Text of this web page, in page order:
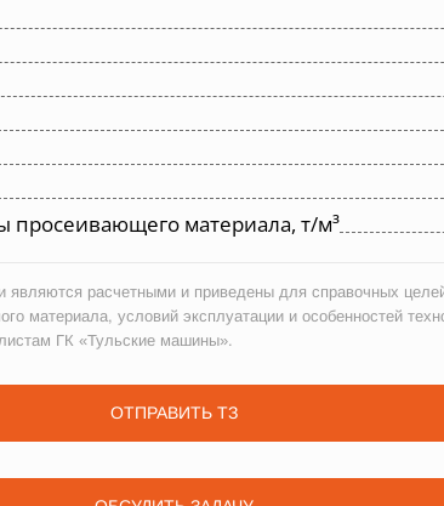
материала, т/м³
являются расчетными и приведены для справочных
материала, условий эксплуатации и особенностей
ГК «Тульские машины».
ОТПРАВИТЬ ТЗ